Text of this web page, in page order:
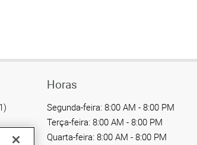
Horas
Segunda-feira: 8:00 AM - 8:00 PM
Terça-feira: 8:00 AM - 8:00 PM
Quarta-feira: 8:00 AM - 8:00 PM